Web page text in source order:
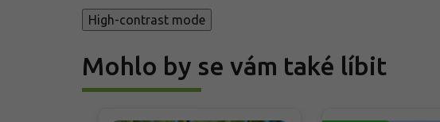
High-contrast mode
Mohlo by se vám také líbit